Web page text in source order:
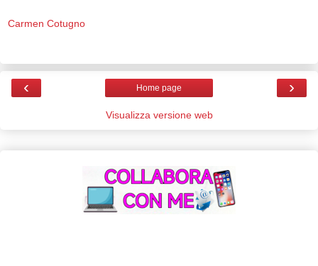
Carmen Cotugno
‹ ›
Home page
Visualizza versione web